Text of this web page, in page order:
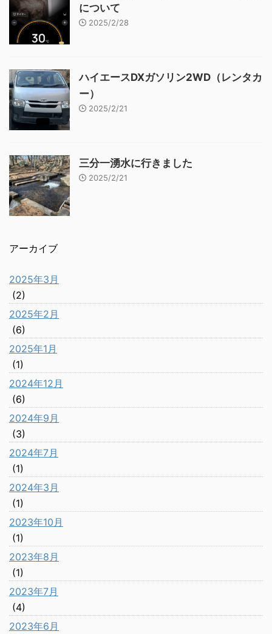
について
2025/2/28
ハイエースDXガソリン2WD（レンタカ
ー）
2025/2/21
三分一湧水に行きました
2025/2/21
アーカイブ
2025年3月
(2)
2025年2月
(6)
2025年1月
(1)
2024年12月
(6)
2024年9月
(3)
2024年7月
(1)
2024年3月
(1)
2023年10月
(1)
2023年8月
(1)
2023年7月
(4)
2023年6月